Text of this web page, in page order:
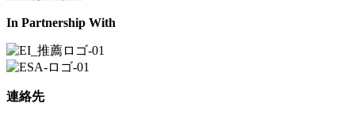
In Partnership With
連絡先